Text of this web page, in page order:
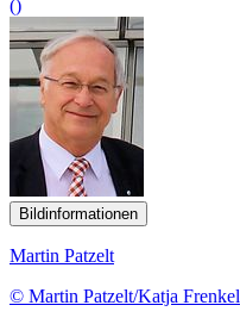
()
Bildinformationen
Martin Patzelt
© Martin Patzelt/Katja Frenkel